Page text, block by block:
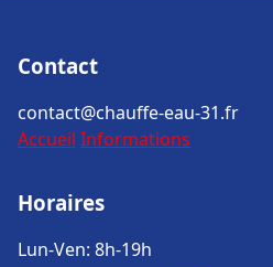
Contact
contact@chauffe-eau-31.fr
Accueil Informations
Horaires
Lun-Ven: 8h-19h